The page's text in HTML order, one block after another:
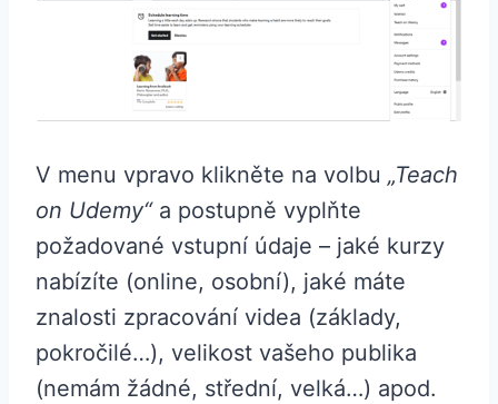
V menu vpravo klikněte na volbu „Teach
on Udemy“a postupně vyplňte
požadované vstupní údaje – jaké kurzy
nabízíte (online, osobní), jaké máte
znalosti zpracování videa (základy,
pokročilé…), velikost vašeho publika
(nemám žádné, střední, velká…) apod.